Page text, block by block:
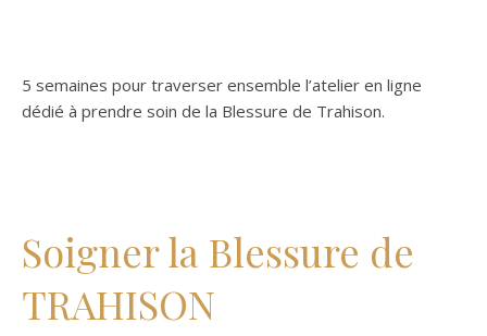
5 semaines pour traverser ensemble l’atelier en ligne
dédié à prendre soin de la Blessure de Trahison.
Soigner la Blessure de
TRAHISON